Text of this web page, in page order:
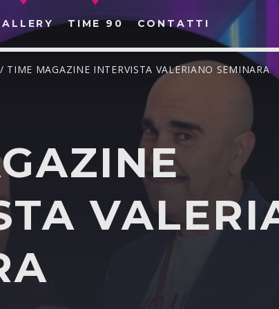
TIME 90 CONTATTI
NEL SITO WEB:
/ TIME MAGAZINE INTERVISTA VALERIANO SEMINARA